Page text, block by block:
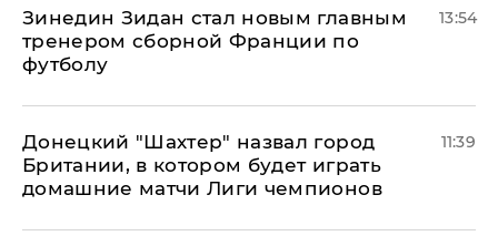
Зинедин Зидан стал новым главным
тренером сборной Франции по
футболу
13:54
Донецкий "Шахтер" назвал город
Британии, в котором будет играть
домашние матчи Лиги чемпионов
11:39